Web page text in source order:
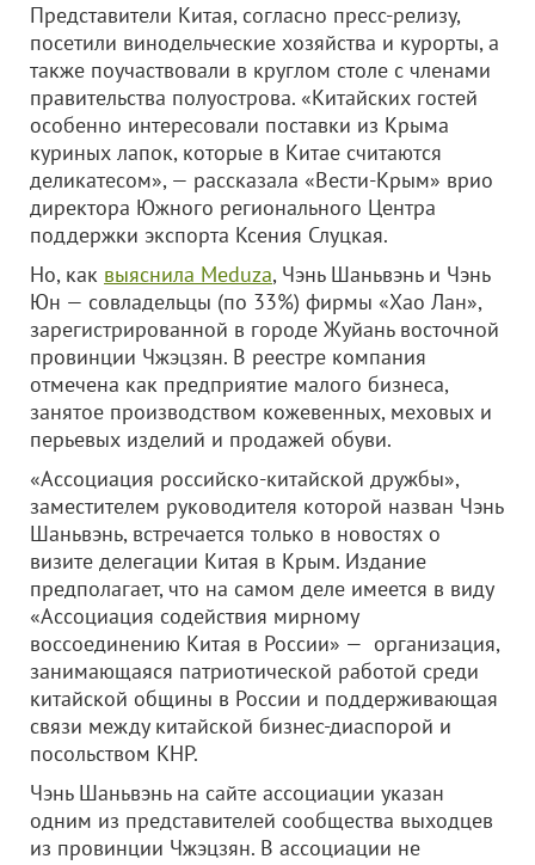
Представители Китая, согласно пресс-релизу,
посетили винодельческие хозяйства и курорты, а
также поучаствовали в круглом столе с членами
правительства полуострова. «Китайских гостей
особенно интересовали поставки из Крыма
куриных лапок, которые в Китае считаются
деликатесом», — рассказала «Вести-Крым» врио
директора Южного регионального Центра
поддержки экспорта Ксения Слуцкая.
Но, как выяснила Meduza, Чэнь Шаньвэнь и Чэнь
Юн — совладельцы (по 33%) фирмы «Хао Лан»,
зарегистрированной в городе Жуйань восточной
провинции Чжэцзян. В реестре компания
отмечена как предприятие малого бизнеса,
занятое производством кожевенных, меховых и
перьевых изделий и продажей обуви.
«Ассоциация российско-китайской дружбы»,
заместителем руководителя которой назван Чэнь
Шаньвэнь, встречается только в новостях о
визите делегации Китая в Крым. Издание
предполагает, что на самом деле имеется в виду
«Ассоциация содействия мирному
воссоединению Китая в России» — организация,
занимающаяся патриотической работой среди
китайской общины в России и поддерживающая
связи между китайской бизнес-диаспорой и
посольством КНР.
Чэнь Шаньвэнь на сайте ассоциации указан
одним из представителей сообщества выходцев
из провинции Чжэцзян. В ассоциации не